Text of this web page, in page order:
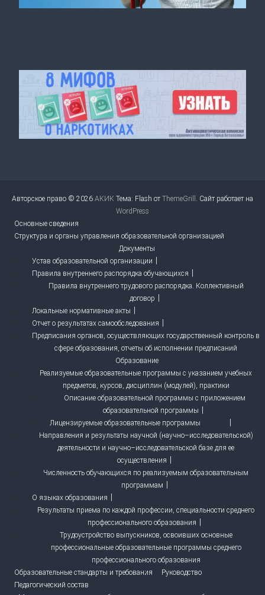
Авторское право © 2026 АКИК Тема: Flash отThemeGrill
. Сайт работает на
WordPress
Основные сведения
Структура и органы управления образовательной организацией
Документы
Устав образовательной организации
Правила внутреннего распорядка обучающихся
Правила внутреннего трудового распорядка. Коллективный
договор
Локальные нормативные акты
Отчет о результатах самообследования
Предписания органов, осуществляющих государственный контроль в
сфере образования, отчеты об исполнении предписаний
Образование
Реализуемые образовательные программы с указанием учебных
предметов, курсов, дисциплин (модулей), практики
Описание образовательной программы с приложением
образовательной программы
Лицензируемые образовательные программы
Направления и результаты научной (научно–исследовательской)
деятельности и научно–исследовательской базе для ее
осуществления
Численность обучающихся по реализуемым образовательным
программам
О языках образования
Результаты приема по каждой профессии, специальности среднего
профессионального образования
Трудоустройство выпускников, освоивших основные
профессиональные образовательные программы среднего
профессионального образования
Образовательные стандарты и требования
Руководство
Педагогический состав